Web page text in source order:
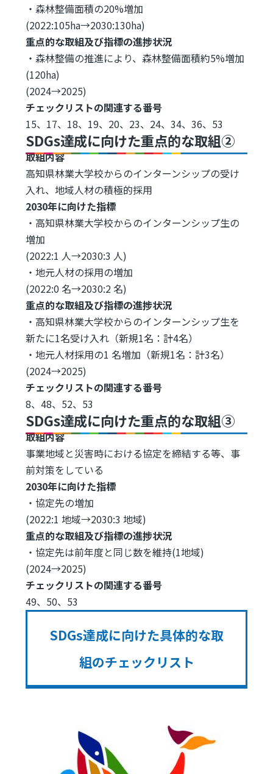
・森林整備面積の20%増加
(2022:105ha→2030:130ha)
重点的な取組及び指標の進捗状況
・森林整備の推進により、森林整備面積約5%増加
(120ha)
(2024→2025)
チェックリストの関連する番号
15、17、18、19、20、23、24、34、36、53
SDGs達成に向けた重点的な取組②
取組内容
高知県林業大学校からのインターンシップの受け
入れ、地域人材の積極的採用
2030年に向けた指標
・高知県林業大学校からのインターンシップ生の
増加
(2022:1 人→2030:3 人)
・地元人材の採用の増加
(2022:0 名→2030:2 名)
重点的な取組及び指標の進捗状況
・高知県林業大学校からのインターンシップ生を
新たに1名受け入れ（新規1名：計4名）
・地元人材採用の1 名増加（新規1名：計3名）
(2024→2025)
チェックリストの関連する番号
8、48、52、53
SDGs達成に向けた重点的な取組③
取組内容
事業地域と災害時における協定を締結する等、事
前対策をしている
2030年に向けた指標
・協定先の増加
(2022:1 地域→2030:3 地域)
重点的な取組及び指標の進捗状況
・協定先は前年度と同じ数を維持(1地域)
(2024→2025)
チェックリストの関連する番号
49、50、53
SDGs達成に向けた具体的な取
組のチェックリスト